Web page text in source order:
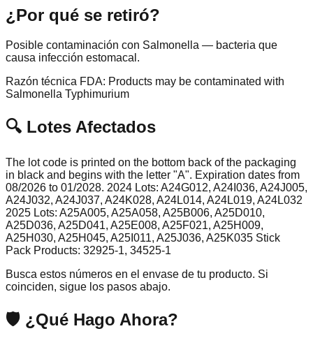
¿Por qué se retiró?
Posible contaminación con Salmonella — bacteria que
causa infección estomacal.
Razón técnica FDA: Products may be contaminated with
Salmonella Typhimurium
🔍 Lotes Afectados
The lot code is printed on the bottom back of the packaging
in black and begins with the letter "A". Expiration dates from
08/2026 to 01/2028. 2024 Lots: A24G012, A24I036, A24J005,
A24J032, A24J037, A24K028, A24L014, A24L019, A24L032
2025 Lots: A25A005, A25A058, A25B006, A25D010,
A25D036, A25D041, A25E008, A25F021, A25H009,
A25H030, A25H045, A25I011, A25J036, A25K035 Stick
Pack Products: 32925-1, 34525-1
Busca estos números en el envase de tu producto. Si
coinciden, sigue los pasos abajo.
🛡️ ¿Qué Hago Ahora?